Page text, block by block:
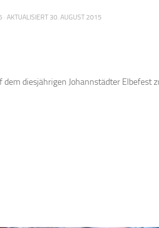
· AKTUALISIERT 30. AUGUST 2015
diesjährigen Johannstädter Elbefest